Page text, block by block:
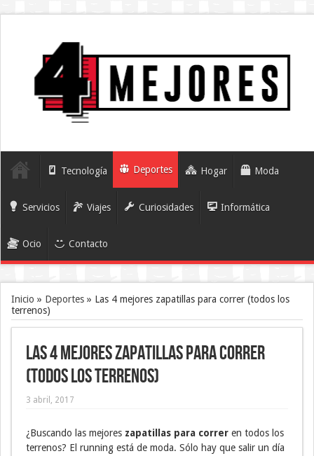
Tecnología Deportes Hogar Moda
Servicios Viajes Curiosidades Informática
Ocio Contacto
Inicio » Deportes » Las 4 mejores zapatillas para correr (todos los
terrenos)
Las 4 mejores zapatillas para correr
(todos los terrenos)
3 abril, 2017
¿Buscando las mejores zapatillas para correr en todos los
terrenos? El running está de moda. Sólo hay que salir un día